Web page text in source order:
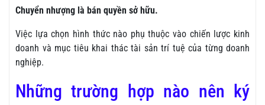
Chuyển nhượng là bán quyền sở hữu.
Việc lựa chọn hình thức nào phụ thuộc vào chiến lược kinh
doanh và mục tiêu khai thác tài sản trí tuệ của từng doanh
nghiệp.
Những trường hợp nào nên ký